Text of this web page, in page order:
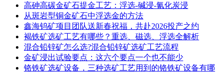
高砷高碳金矿石提金工艺：浮选-碱浸-氰化炭浸
从斑岩型铜金矿石中浮选金的方法
鑫海钨矿项目团队送新春祝福，共赴2026投产之约
褐铁矿选矿工艺有哪些？重选、磁选、浮选全解析
混合铅锌矿怎么选?混合铅锌矿选矿工艺流程
金矿浸出试验要点：这六个要点一个也不能少
铬铁矿选矿设备，三种选矿工艺用到的铬铁矿设备有哪